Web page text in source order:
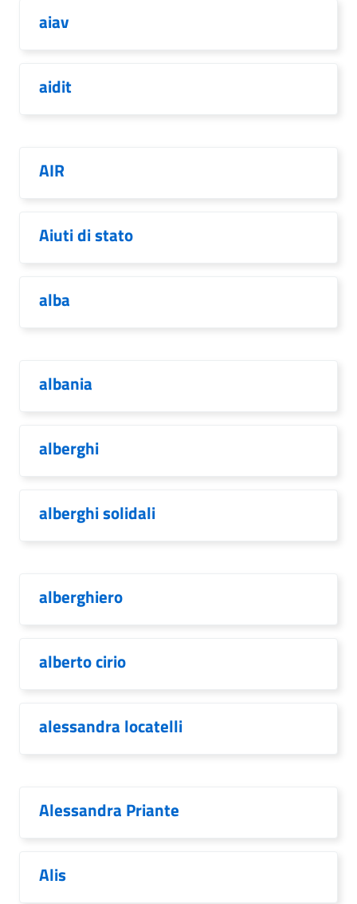
aiav
aidit
AIR
Aiuti di stato
alba
albania
alberghi
alberghi solidali
alberghiero
alberto cirio
alessandra locatelli
Alessandra Priante
Alis